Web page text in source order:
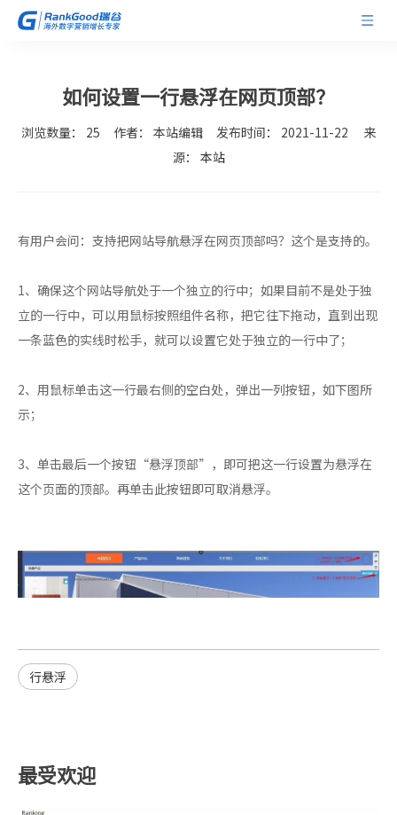
如何设置一行悬浮在网页顶部？
浏览数量： 25 作者： 本站编辑 发布时间： 2021-11-22 来
源： 本站
有用户会问：支持把网站导航悬浮在网页顶部吗？这个是支持的。
1、确保这个网站导航处于一个独立的行中；如果目前不是处于独
立的一行中，可以用鼠标按照组件名称，把它往下拖动，直到出现
一条蓝色的实线时松手，就可以设置它处于独立的一行中了；
2、用鼠标单击这一行最右侧的空白处，弹出一列按钮，如下图所
示；
3、单击最后一个按钮“悬浮顶部”，即可把这一行设置为悬浮在
这个页面的顶部。再单击此按钮即可取消悬浮。
行悬浮
最受欢迎